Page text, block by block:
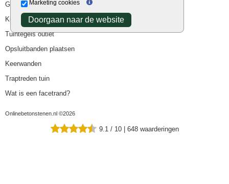
Marketing cookies
Doorgaan naar de website
Goedkope tuintegels
Kunstgras
Tuintegels outlet
Opsluitbanden plaatsen
Keerwanden
Traptreden tuin
Wat is een facetrand?
Onlinebetonstenen.nl ©2026
9.1 / 10 | 648 waarderingen